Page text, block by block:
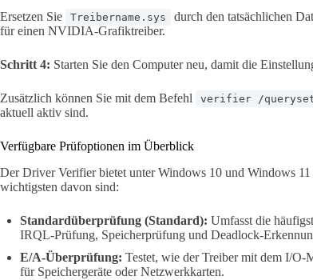
Ersetzen Sie Treibername.sys durch den tatsächlichen
für einen NVIDIA-Grafiktreiber.
Schritt 4: Starten Sie den Computer neu, damit die
Zusätzlich können Sie mit dem Befehl verifier /
aktuell aktiv sind.
Verfügbare Prüfoptionen im Überblick
Der Driver Verifier bietet unter Windows 10 und Windows
wichtigsten davon sind:
Standardüberprüfung (Standard): Umfasst die
IRQL-Prüfung, Speicherprüfung und Deadlock-
E/A-Überprüfung: Testet, wie der Treiber mit dem I/O-
für Speichergeräte oder Netzwerkkarten.